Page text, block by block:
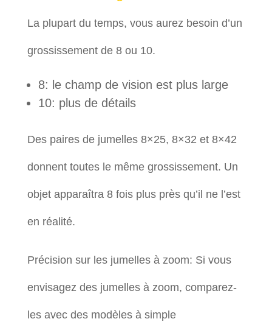
La plupart du temps, vous aurez besoin d’un
grossissement de 8 ou 10.
8: le champ de vision est plus large
10: plus de détails
Des paires de jumelles 8×25, 8×32 et 8×42
donnent toutes le même grossissement. Un
objet apparaîtra 8 fois plus près qu’il ne l’est
en réalité.
Précision sur les jumelles à zoom: Si vous
envisagez des jumelles à zoom, comparez-
les avec des modèles à simple